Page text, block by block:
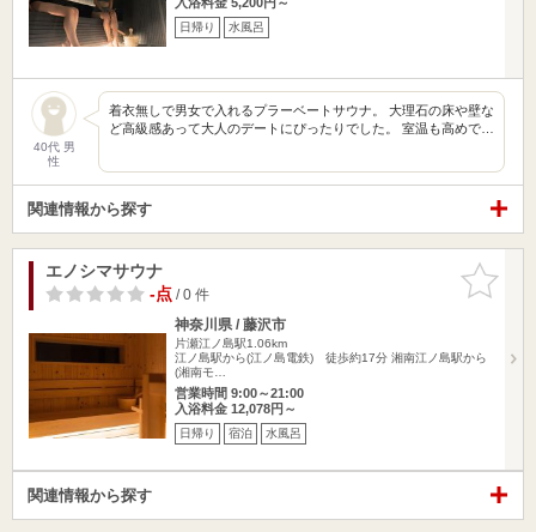
日帰り 水風呂
40代 男
性
着衣無しで男女で入れるプラーベートサウナ。 大理石の床や壁な
ど高級感あって大人のデートにぴったりでした。 室温も高めで…
関連情報から探す
お気に入
りに追加
エノシマサウナ
-点/ 0 件
神奈川県 / 藤沢市
片瀬江ノ島駅1.06km
江ノ島駅から(江ノ島電鉄) 徒歩約17分 湘南江ノ島駅から
(湘南モ…
営業時間 9:00～21:00
入浴料金 12,078円～
日帰り 宿泊 水風呂
関連情報から探す